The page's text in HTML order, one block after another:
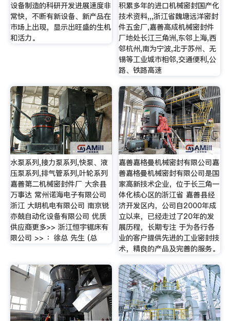
设备制造的科研开发进展速度非
常快，不断有新设备、新产品在
市场上出现，显示出旺盛的生机
和活力。
积累多年的进口机械密封国产化
技术资料,,,浙江省魏塘远洋密封
件五金厂,嘉善高成机械密封件
厂地处长江三角洲,东邻上海,西
邻杭州,南为宁波,北于苏州、无
锡等工业城市相邻,交通便利,公
路、铁路高速
水泵系列,接力泵系列,快泵、液
压泵系列,排气管系列,叶轮系列
嘉善第二机械密封件厂 大余县
万事达 常州诺海电子有限公司
浙江 大明机电有限公司 南京锐
亦兢自动化设备有限公司 优质
供应商更多>> 浙江恒宇锯床有
限公司 >> ：徐总 先生 (总
嘉善嘉格曼机械密封有限公司嘉
善嘉格曼机械密封有限公司是国
家高新技术企业，位于长三角一
体化核心区的浙江省 嘉善县经
济开发区内，公司自2000年成
立以来，已经走过了20年的发
展历程，长期专注 于为各行各
业的客户提供先进的工业密封技
术，精良的产品及完善的服务。